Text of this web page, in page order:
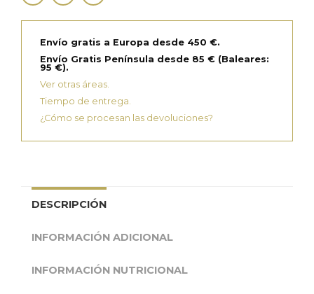
Envío gratis a Europa desde 450 €.
Envío Gratis Península desde 85 € (Baleares:
95 €).
Ver otras áreas.
Tiempo de entrega.
¿Cómo se procesan las devoluciones?
DESCRIPCIÓN
INFORMACIÓN ADICIONAL
INFORMACIÓN NUTRICIONAL